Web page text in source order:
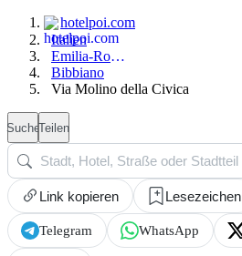
hotelpoi.com
Italien
Emilia-Romagna
Bibbiano
Via Molino della Civica
SucheTeilen
Link kopieren Lesezeichen
Telegram WhatsApp